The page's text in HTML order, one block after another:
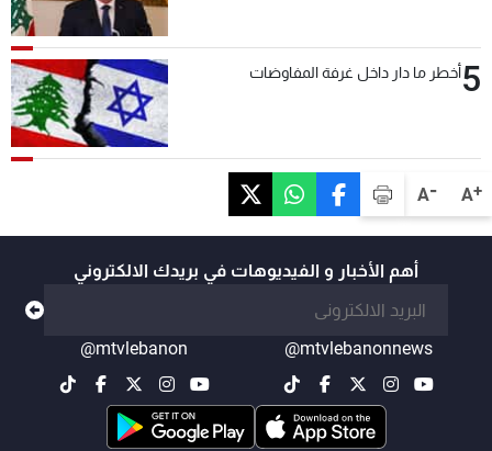
A+
A-
5أخطر ما دار داخل غرفة المفاوضات
أهم الأخبار و الفيديوهات في بريدك الالكتروني
@mtvlebanonnews
@mtvlebanon